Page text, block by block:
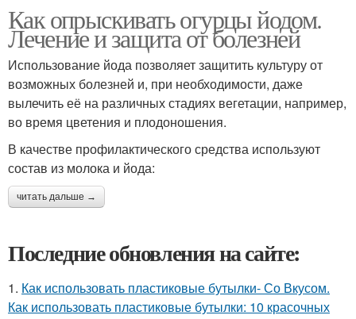
Как опрыскивать огурцы йодом.
Лечение и защита от болезней
Использование йода позволяет защитить культуру от
возможных болезней и, при необходимости, даже
вылечить её на различных стадиях вегетации, например,
во время цветения и плодоношения.
В качестве профилактического средства используют
состав из молока и йода:
читать дальше →
Последние обновления на сайте:
1. Как использовать пластиковые бутылки- Со Вкусом.
Как использовать пластиковые бутылки: 10 красочных